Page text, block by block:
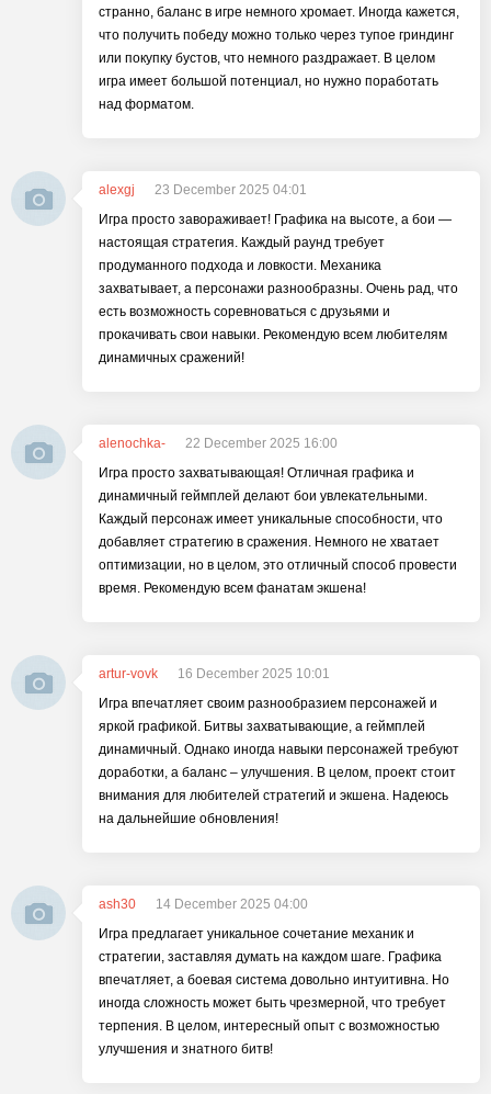
странно, баланс в игре немного хромает. Иногда кажется,
что получить победу можно только через тупое гриндинг
или покупку бустов, что немного раздражает. В целом
игра имеет большой потенциал, но нужно поработать
над форматом.
alexgj
23 December 2025 04:01
Игра просто завораживает! Графика на высоте, а бои —
настоящая стратегия. Каждый раунд требует
продуманного подхода и ловкости. Механика
захватывает, а персонажи разнообразны. Очень рад, что
есть возможность соревноваться с друзьями и
прокачивать свои навыки. Рекомендую всем любителям
динамичных сражений!
alenochka-
22 December 2025 16:00
Игра просто захватывающая! Отличная графика и
динамичный геймплей делают бои увлекательными.
Каждый персонаж имеет уникальные способности, что
добавляет стратегию в сражения. Немного не хватает
оптимизации, но в целом, это отличный способ провести
время. Рекомендую всем фанатам экшена!
artur-vovk
16 December 2025 10:01
Игра впечатляет своим разнообразием персонажей и
яркой графикой. Битвы захватывающие, а геймплей
динамичный. Однако иногда навыки персонажей требуют
доработки, а баланс – улучшения. В целом, проект стоит
внимания для любителей стратегий и экшена. Надеюсь
на дальнейшие обновления!
ash30
14 December 2025 04:00
Игра предлагает уникальное сочетание механик и
стратегии, заставляя думать на каждом шаге. Графика
впечатляет, а боевая система довольно интуитивна. Но
иногда сложность может быть чрезмерной, что требует
терпения. В целом, интересный опыт с возможностью
улучшения и знатного битв!